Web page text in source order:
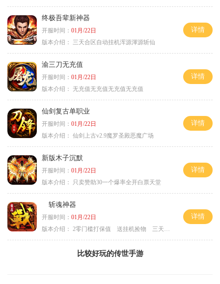
终极吾辈新神器
开服时间： 01月/22日
版本介绍：
三天合区自动挂机浑源渾源斩仙
详情
渝三刀无充值
开服时间： 01月/22日
版本介绍： 无充值无充值无充值无充值
详情
仙剑复古单职业
开服时间： 01月/22日
版本介绍： 仙剑上古v2.9魔罗圣殿恶魔广场
详情
新版木子沉默
开服时间： 01月/22日
版本介绍：
只卖赞助30一个爆率全开白票天堂
详情
斩魂神器
开服时间： 01月/22日
版本介绍： 2零门槛打保值 送挂机捡物 三天合区
详情
比较好玩的传世手游